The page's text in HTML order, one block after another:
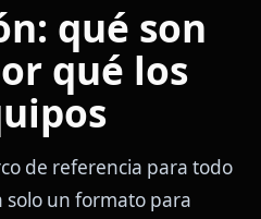
qué son
qué los
de referencia para todo
solo un formato para